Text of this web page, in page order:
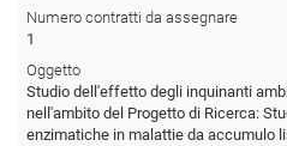
Numero contratti da assegnare
1
Oggetto
Studio dell'effetto degli inquinanti
nell'ambito del Progetto di Ricerca:
enzimatiche in malattie da accumulo